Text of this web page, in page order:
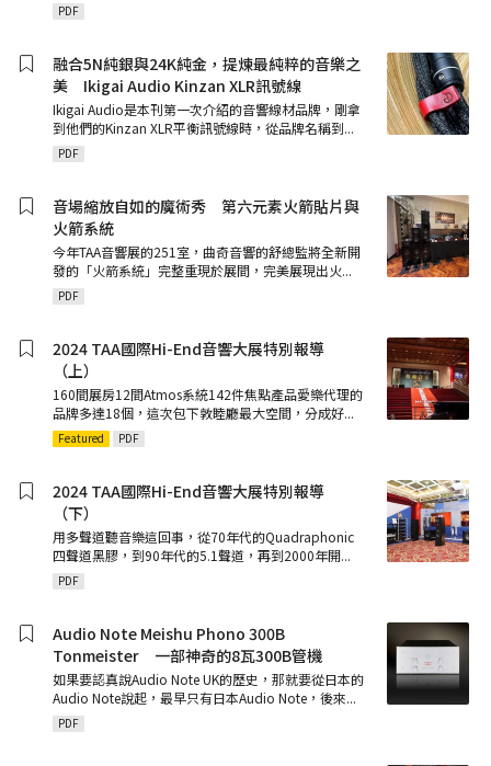
PDF
融合5N純銀與24K純金，提煉最純粹的音樂之
美 Ikigai Audio Kinzan XLR訊號線
Ikigai Audio是本刊第一次介紹的音響線材品牌，剛拿
到他們的Kinzan XLR平衡訊號線時，從品牌名稱到...
PDF
音場縮放自如的魔術秀 第六元素火箭貼片與
火箭系統
今年TAA音響展的251室，曲奇音響的舒總監將全新開
發的「火箭系統」完整重現於展間，完美展現出火...
PDF
2024 TAA國際Hi-End音響大展特別報導
（上）
160間展房12間Atmos系統142件焦點產品愛樂代理的
品牌多達18個，這次包下敦睦廳最大空間，分成好...
Featured PDF
2024 TAA國際Hi-End音響大展特別報導
（下）
用多聲道聽音樂這回事，從70年代的Quadraphonic
四聲道黑膠，到90年代的5.1聲道，再到2000年開...
PDF
Audio Note Meishu Phono 300B
Tonmeister 一部神奇的8瓦300B管機
如果要認真說Audio Note UK的歷史，那就要從日本的
Audio Note說起，最早只有日本Audio Note，後來...
PDF